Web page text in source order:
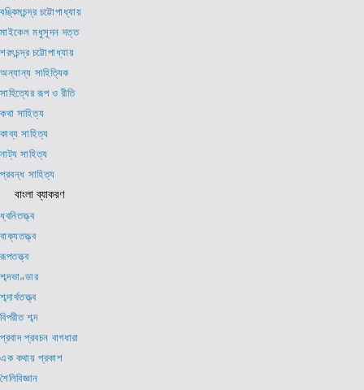
বঙ্কিমচন্দ্র চট্টোপাধ্যায়
মাইকেল মধুসূদন দত্ত
শরৎচন্দ্র চট্টোপাধ্যায়
অন্যান্য সাহিত্যিক
সাহিত্যের রূপ ও রীতি
কথা সাহিত্য
কাব্য সাহিত্য
নাট্য সাহিত্য
প্রবন্ধ সাহিত্য
বাংলা ব্যাকরণ
ধ্বনিতত্ত্ব
বাক্যতত্ত্ব
রূপতত্ত্ব
শব্দভাণ্ডার
শব্দার্থতত্ত্ব
বিপরীত শব্দ
প্রবাদ প্রবচন বাগধারা
এক কথায় প্রকাশ
শৈলিবিজ্ঞান